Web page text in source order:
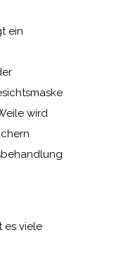
ein
wird
es viele